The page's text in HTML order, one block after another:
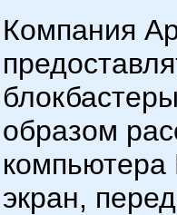
Компания
образом
компьютера
экран,